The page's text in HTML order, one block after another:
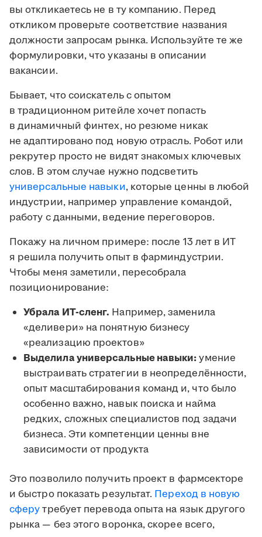
вы откликаетесь не в ту компанию. Перед
откликом проверьте соответствие названия
должности запросам рынка. Используйте те же
формулировки, что указаны в описании
вакансии.
Бывает, что соискатель с опытом
в традиционном ритейле хочет попасть
в динамичный финтех, но резюме никак
не адаптировано под новую отрасль. Робот или
рекрутер просто не видят знакомых ключевых
слов. В этом случае нужно подсветить
универсальные навыки, которые ценны в любой
индустрии, например управление командой,
работу с данными, ведение переговоров.
Покажу на личном примере: после 13 лет в ИТ
я решила получить опыт в фарминдустрии.
Чтобы меня заметили, пересобрала
позиционирование:
Убрала ИТ-сленг. Например, заменила
«деливери» на понятную бизнесу
«реализацию проектов»
Выделила универсальные навыки:умение
выстраивать стратегии в неопределённости,
опыт масштабирования команд и, что было
особенно важно, навык поиска и найма
редких, сложных специалистов под задачи
бизнеса. Эти компетенции ценны вне
зависимости от продукта
Это позволило получить проект в фармсекторе
и быстро показать результат. Переход в новую
сферутребует перевода опыта на язык другого
рынка — без этого воронка, скорее всего,